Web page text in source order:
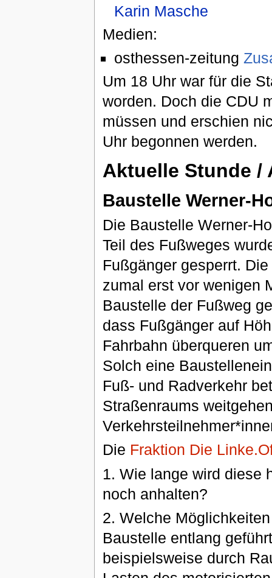
Karin Masche
Medien:
osthessen-zeitung
Um 18 Uhr war für die
worden. Doch die CDU
müssen und erschien
Uhr begonnen werden.
Aktuelle Stunde /
Baustelle Werner-
Die Baustelle Werner-
Teil des Fußweges
Fußgänger gesperrt.
zumal erst vor wenigen
Baustelle der Fußweg
dass Fußgänger auf
Fahrbahn überqueren
Solch eine
Fuß- und Radverkehr
Straßenraums
Die Fraktion Die
1. Wie lange wird diese
noch anhalten?
2. Welche
Baustelle entlang
beispielsweise durch